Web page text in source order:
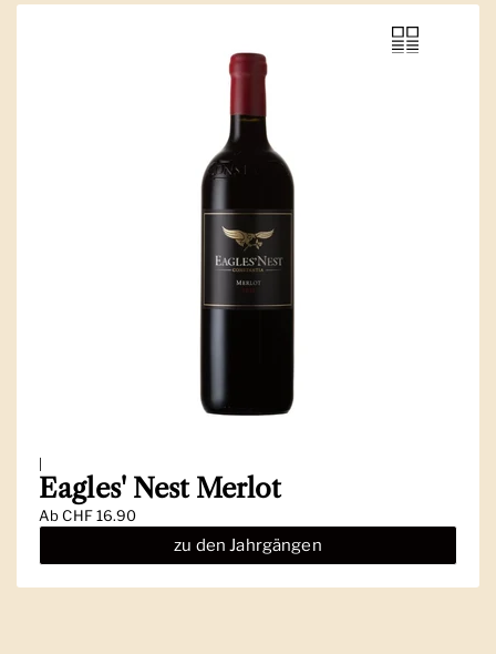
|
Eagles' Nest Merlot
AbCHF 16.90
zu den Jahrgängen